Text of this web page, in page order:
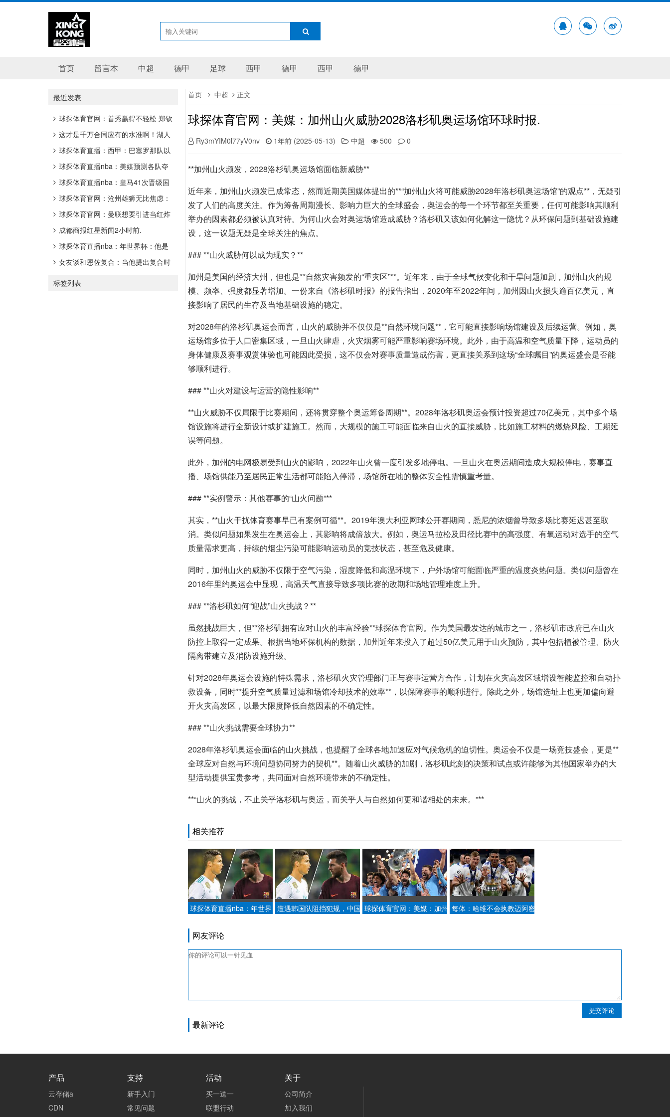
首页 留言本 中超 德甲 足球 西甲 德甲 西甲 德甲
首页 中超 正文
球探体育官网：美媒：加州山火威胁2028洛杉矶奥运场馆环球时报.
Ry3mYIM0l77yV0nv 1年前 (2025-05-13) 中超 500 0
**加州山火频发，2028洛杉矶奥运场馆面临新威胁**
近年来，加州山火频发已成常态，然而近期美国媒体提出的**“加州山火将可能威胁2028年洛杉矶奥运场馆”的观点**，无疑引
发了人们的高度关注。作为筹备周期漫长、影响力巨大的全球盛会，奥运会的每一个环节都至关重要，任何可能影响其顺利
举办的因素都必须被认真对待。为何山火会对奥运场馆造成威胁？洛杉矶又该如何化解这一隐忧？从环保问题到基础设施建
设，这一议题无疑是全球关注的焦点。
### **山火威胁何以成为现实？**
加州是美国的经济大州，但也是**自然灾害频发的“重灾区”**。近年来，由于全球气候变化和干旱问题加剧，加州山火的规
模、频率、强度都显著增加。一份来自《洛杉矶时报》的报告指出，2020年至2022年间，加州因山火损失逾百亿美元，直
接影响了居民的生存及当地基础设施的稳定。
对2028年的洛杉矶奥运会而言，山火的威胁并不仅仅是**自然环境问题**，它可能直接影响场馆建设及后续运营。例如，奥
运场馆多位于人口密集区域，一旦山火肆虐，火灾烟雾可能严重影响赛场环境。此外，由于高温和空气质量下降，运动员的
身体健康及赛事观赏体验也可能因此受损，这不仅会对赛事质量造成伤害，更直接关系到这场“全球瞩目”的奥运盛会是否能
够顺利进行。
### **山火对建设与运营的隐性影响**
**山火威胁不仅局限于比赛期间，还将贯穿整个奥运筹备周期**。2028年洛杉矶奥运会预计投资超过70亿美元，其中多个场
馆设施将进行全新设计或扩建施工。然而，大规模的施工可能面临来自山火的直接威胁，比如施工材料的燃烧风险、工期延
误等问题。
此外，加州的电网极易受到山火的影响，2022年山火曾一度引发多地停电。一旦山火在奥运期间造成大规模停电，赛事直
播、场馆供能乃至居民正常生活都可能陷入停滞，场馆所在地的整体安全性需慎重考量。
### **实例警示：其他赛事的“山火问题”**
其实，**山火干扰体育赛事早已有案例可循**。2019年澳大利亚网球公开赛期间，悉尼的浓烟曾导致多场比赛延迟甚至取
消。类似问题如果发生在奥运会上，其影响将成倍放大。例如，奥运马拉松及田径比赛中的高强度、有氧运动对选手的空气
质量需求更高，持续的烟尘污染可能影响运动员的竞技状态，甚至危及健康。
同时，加州山火的威胁不仅限于空气污染，湿度降低和高温环境下，户外场馆可能面临严重的温度炎热问题。类似问题曾在
2016年里约奥运会中显现，高温天气直接导致多项比赛的改期和场地管理难度上升。
### **洛杉矶如何“迎战”山火挑战？**
虽然挑战巨大，但**洛杉矶拥有应对山火的丰富经验**球探体育官网。作为美国最发达的城市之一，洛杉矶市政府已在山火
防控上取得一定成果。根据当地环保机构的数据，加州近年来投入了超过50亿美元用于山火预防，其中包括植被管理、防火
隔离带建立及消防设施升级。
针对2028年奥运会设施的特殊需求，洛杉矶火灾管理部门正与赛事运营方合作，计划在火灾高发区域增设智能监控和自动扑
救设备，同时**提升空气质量过滤和场馆冷却技术的效率**，以保障赛事的顺利进行。除此之外，场馆选址上也更加偏向避
开火灾高发区，以最大限度降低自然因素的不确定性。
### **山火挑战需要全球协力**
2028年洛杉矶奥运会面临的山火挑战，也提醒了全球各地加速应对气候危机的迫切性。奥运会不仅是一场竞技盛会，更是**
全球应对自然与环境问题协同努力的契机**。随着山火威胁的加剧，洛杉矶此刻的决策和试点或许能够为其他国家举办的大
型活动提供宝贵参考，共同面对自然环境带来的不确定性。
**“山火的挑战，不止关乎洛杉矶与奥运，而关乎人与自然如何更和谐相处的未来。”**
相关推荐
球探体育直播nba：年世界
如何书写意大利之夏.
遭遇韩国队阻挡犯规，中国 球探体育官网：美媒：加州 每体：哈维不会执教迈阿密
网友评论
提交评论
最新评论
最近发表
球探体育官网：首秀赢得不轻松 郑钦
文给自己澳网首轮表现打70分.
这才是千万合同应有的水准啊！湖人
后场大将这是真的开窍了吗？.
球探体育直播：西甲：巴塞罗那队以
4比0 轻取皇家社会.
球探体育直播nba：美媒预测各队夺
冠概率：仅10队上榜，勇士4%，湖人
7%，第一32%.
球探体育直播nba：皇马41次晋级国
王杯决赛，追平巴萨并列历史第一.
球探体育官网：沧州雄狮无比焦虑：
6000万到位 准入陷入僵局？.
球探体育官网：曼联想要引进当红炸
子鸡西蒙斯替代B哥，德甲球星身价不
低.
成都商报红星新闻2小时前.
球探体育直播nba：年世界杯：他是
谁？一个替补前锋如何书写意大利之
夏.
女友谈和恩佐复合：当他提出复合时
我一点不惊讶，愿让他重新开始.
标签列表
产品
云存储a
CDN
支持
新手入门
常见问题
活动
买一送一
联盟行动
关于
公司简介
加入我们